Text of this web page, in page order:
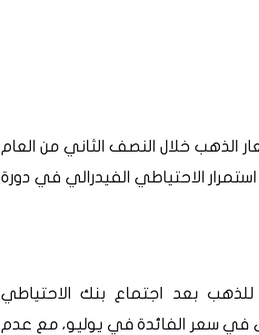
خلال النصف الثاني من العام
بعد توقعات استمرار الاحتياطي الفيدرالي في دورة
للذهب بعد اجتماع بنك الاحتياطي
في سعر الفائدة في يوليو، مع عدم